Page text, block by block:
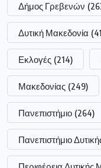
Δήμος Γρεβενών
Δυτική Μακεδονία
Εκλογές (214)
Μακεδονίας (249)
Πανεπιστήμιο (264)
Πανεπιστήμιο